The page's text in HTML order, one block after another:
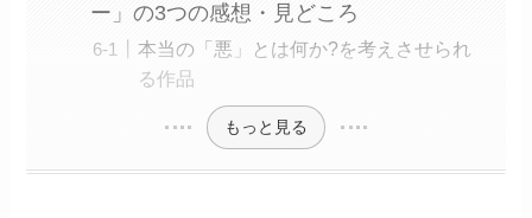
ー」の3つの感想・見どころ
本当の「悪」とは何か?を考えさせられ
る作品
もっと見る